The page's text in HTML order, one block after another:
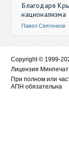
Благодаря
национализма
Павел Святенков
Copyright © 1999-
Лицензия
При полном или
АПН обязательна